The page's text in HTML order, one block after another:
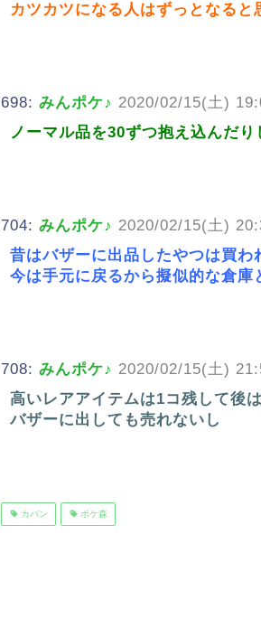
カツカツになる人はずっとなると
698: みんポケ♪ 2020/02/15(土)
ノーマル品を30ずつ抱え込んだ
704: みんポケ♪ 2020/02/15(土)
昔はバザーに出品したやつは買
今は手元に戻るから擬似的な倉庫
708: みんポケ♪ 2020/02/15(土)
高いレアアイテムは1コ残して後
バザーに出しても売れないし
カバン ポケ森